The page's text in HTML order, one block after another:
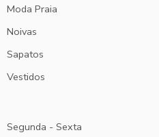
Moda Praia
Noivas
Sapatos
Vestidos
Segunda - Sexta